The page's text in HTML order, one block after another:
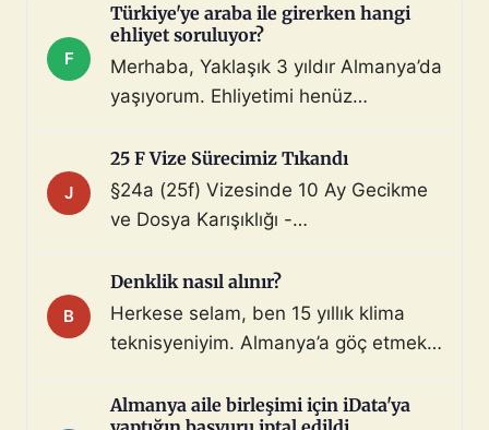
F
Türkiye'ye araba ile girerken hangi
ehliyet soruluyor?
Merhaba, Yaklaşık 3 yıldır Almanya’da
yaşıyorum. Ehliyetimi henüz
çoktan halletmem gerekiyordu ama
maalesef yapmadım). Diyelim ki bir
araç satın aldım ve gerekli tüm
ehliyeti olan biri aracı kullanarak beni
Türkiye sınır […]
J
25 F Vize Sürecimiz Tıkandı
§24a (25f) Vizesinde 10 Ay Gecikme
ve Dosya Karışıklığı -
Merhaba, §24a BeschV (Profesyonel
Sürücü) vize sürecimizde 10 ayı
geride bıraktık ve çıkmaza girdik.
Özeti: Başvuru: 29.08.2025 (İstanbul
iDATA - Aile dahil). Dosyada […]
B
Denklik nasıl alınır?
Herkese selam, ben 15 yıllık klima
teknisyeniyim. Almanya’a göç etmek
topladım ve yeminli almanca tercüme
Almanya aile birleşimi için iData'ya